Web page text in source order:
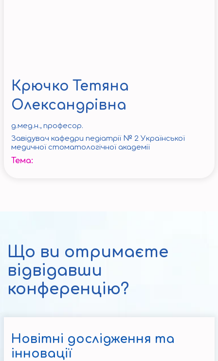
Крючко Тетяна
Олександрівна
д.мед.н., професор.
Завідувач кафедри педіатрії № 2 Української
медичної стоматологічної академії
Тема:
Що ви отримаєте
відвідавши
конференцію?
Новітні дослідження та
інновації